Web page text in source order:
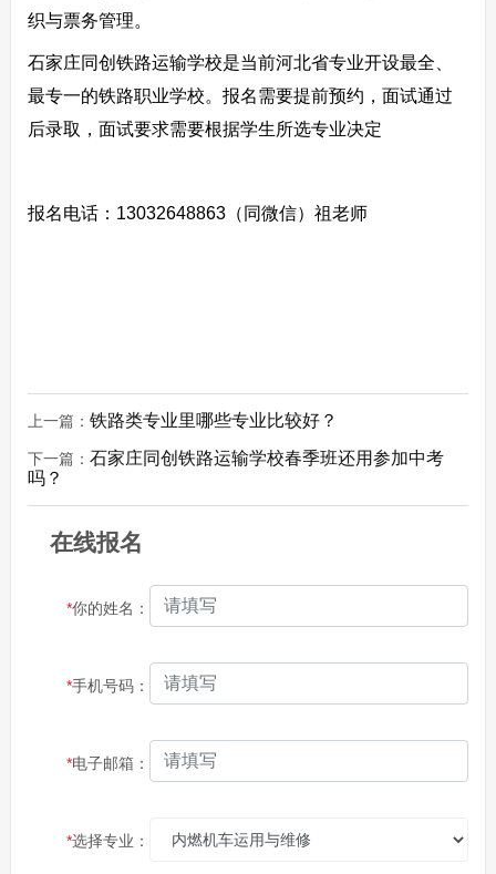
织与票务管理。
石家庄同创铁路运输学校是当前河北省专业开设最全、
最专一的铁路职业学校。报名需要提前预约，面试通过
后录取，面试要求需要根据学生所选专业决定
报名电话：13032648863（同微信）祖老师
上一篇： 铁路类专业里哪些专业比较好？
下一篇： 石家庄同创铁路运输学校春季班还用参加中考
吗？
在线报名
*你的姓名：
*手机号码：
*电子邮箱：
*选择专业：